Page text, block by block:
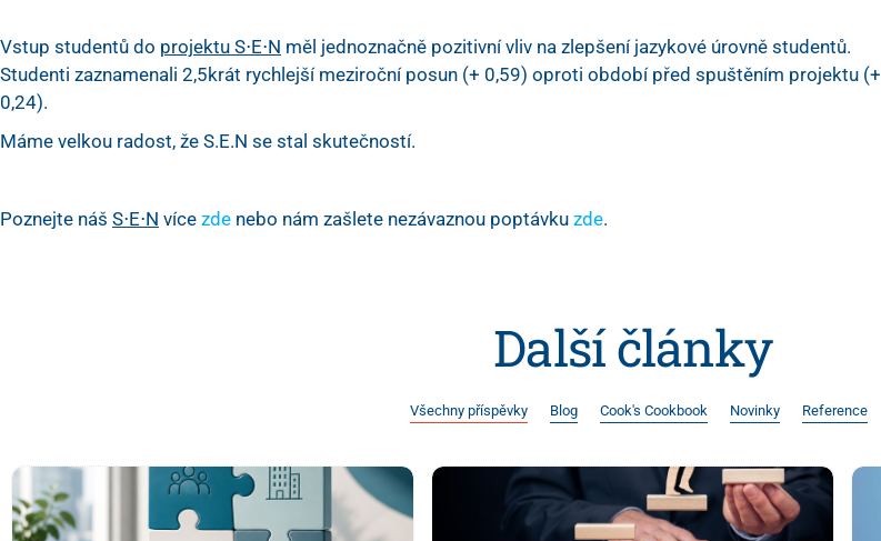
Vstup studentů do projektu S⋅E⋅N měl jednoznačně pozitivní vliv na zlepšení jazykové úrovně studentů.
Studenti zaznamenali 2,5krát rychlejší meziroční posun (+ 0,59) oproti období před spuštěním projektu (+
0,24).
Máme velkou radost, že S.E.N se stal skutečností.
Poznejte náš S⋅E⋅N více zde nebo nám zašlete nezávaznou poptávku zde.
Další články
Všechny příspěvky Blog Cook's Cookbook Novinky Reference